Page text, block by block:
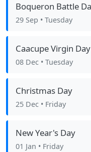
Boqueron Battle
29 Sep • Tuesday
Caacupe Virgin Day
08 Dec • Tuesday
Christmas Day
25 Dec • Friday
New Year's Day
01 Jan • Friday